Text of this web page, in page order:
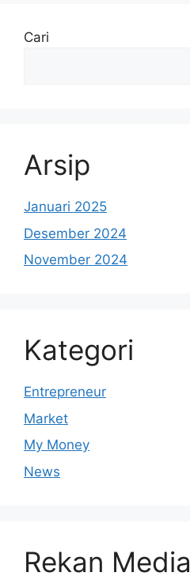
Cari
Arsip
Januari 2025
Desember 2024
November 2024
Kategori
Entrepreneur
Market
My Money
News
Rekan Media